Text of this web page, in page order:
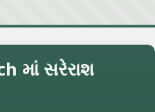
માં સરેરાશ